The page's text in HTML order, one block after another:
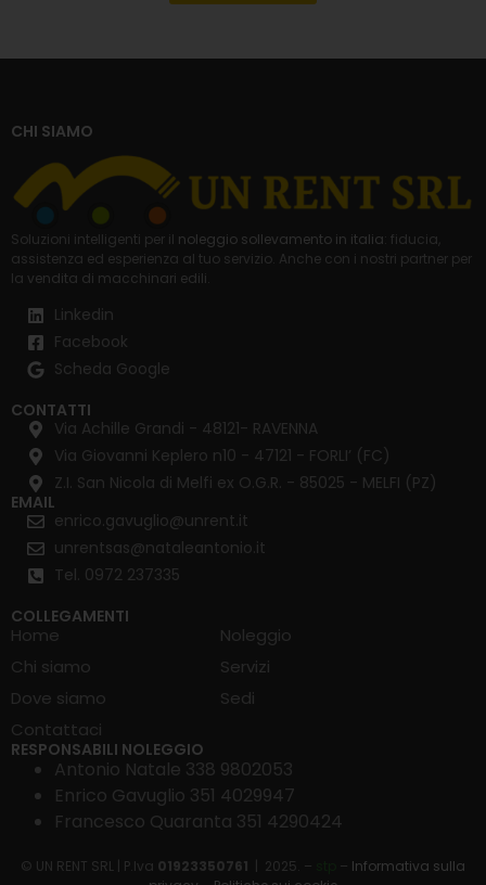
CHI SIAMO
Soluzioni intelligenti per il noleggio sollevamento in italia : fiducia,
assistenza ed esperienza al tuo servizio. Anche con i nostri partner per
la vendita di macchinari edili
Linkedin
Facebook
Scheda Google
CONTATTI
Via Achille Grandi - 48121- RAVENNA
Via Giovanni Keplero n10 - 47121 - FORLI’ (FC)
Z.I. San Nicola di Melfi ex O.G.R. - 85025 - MELFI (PZ)
EMAIL
enrico.gavuglio@unrent.it
unrentsas@nataleantonio.it
Tel. 0972 237335
COLLEGAMENTI
Home
Chi siamo
Dove siamo
Contattaci
Noleggio
Servizi
Sedi
RESPONSABILI NOLEGGIO
Antonio Natale 338 9802053
Enrico Gavuglio 351 4029947
Francesco Quaranta 351 4290424
© UN RENT SRL | P.Iva 01923350761 | 2025. – – Informativa sulla